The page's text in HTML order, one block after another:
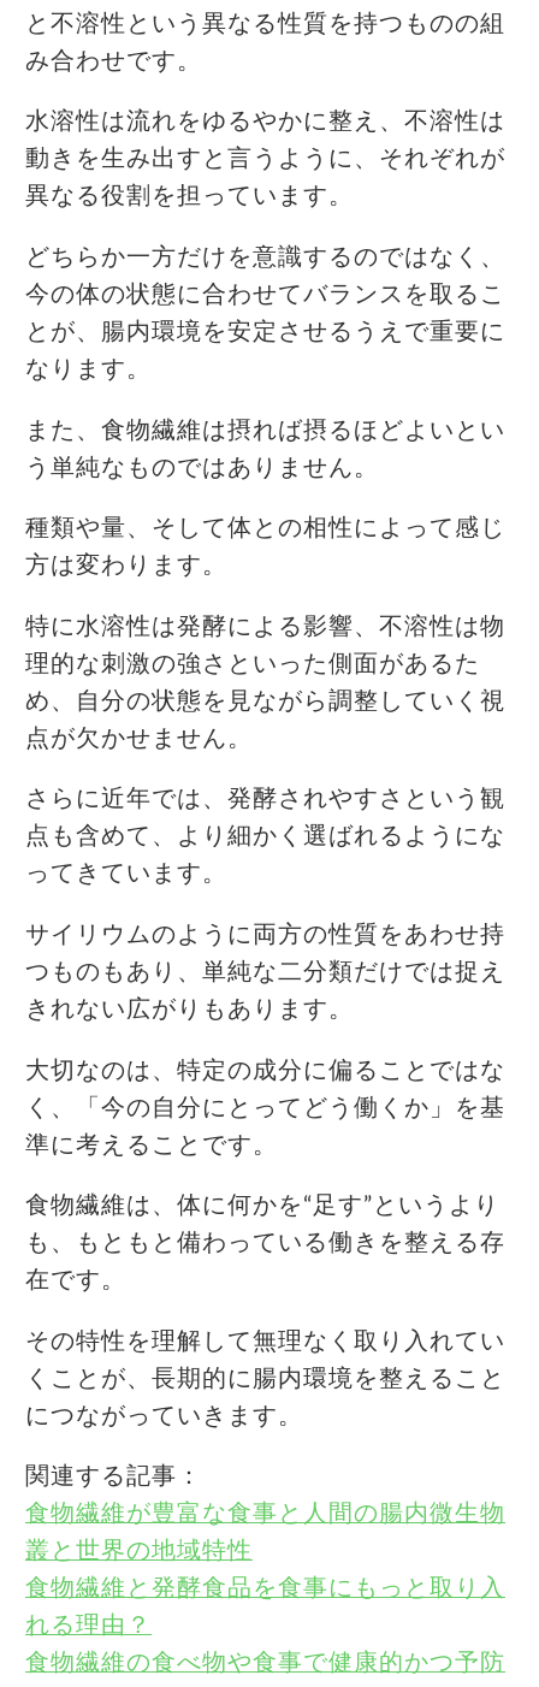
と不溶性という異なる性質を持つものの組
み合わせです。
水溶性は流れをゆるやかに整え、不溶性は
動きを生み出すと言うように、それぞれが
異なる役割を担っています。
どちらか一方だけを意識するのではなく、
今の体の状態に合わせてバランスを取るこ
とが、腸内環境を安定させるうえで重要に
なります。
また、食物繊維は摂れば摂るほどよいとい
う単純なものではありません。
種類や量、そして体との相性によって感じ
方は変わります。
特に水溶性は発酵による影響、不溶性は物
理的な刺激の強さといった側面があるた
め、自分の状態を見ながら調整していく視
点が欠かせません。
さらに近年では、発酵されやすさという観
点も含めて、より細かく選ばれるようにな
ってきています。
サイリウムのように両方の性質をあわせ持
つものもあり、単純な二分類だけでは捉え
きれない広がりもあります。
大切なのは、特定の成分に偏ることではな
く、「今の自分にとってどう働くか」を基
準に考えることです。
食物繊維は、体に何かを“足す”というより
も、もともと備わっている働きを整える存
在です。
その特性を理解して無理なく取り入れてい
くことが、長期的に腸内環境を整えること
につながっていきます。
関連する記事：
食物繊維が豊富な食事と人間の腸内微生物
叢と世界の地域特性
食物繊維と発酵食品を食事にもっと取り入
れる理由？
食物繊維の食べ物や食事で健康的かつ予防